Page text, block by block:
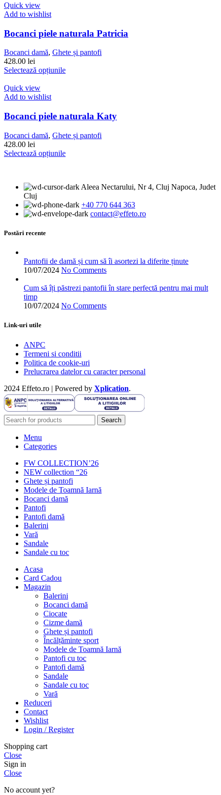
variații.
Opțiunile
pot
fi
în
Quick view
Add to wishlist
Bocanci piele naturala Patricia
Bocanci damă, Ghete și pantofi
428.00 lei
Selectează opțiunileAcest
variații.
Opțiunile
pot
fi
în
Quick view
Add to wishlist
Bocanci piele naturala Katy
Bocanci damă, Ghete și pantofi
428.00 lei
Selectează opțiunileAcest
multe
Opțiunile
pot
produsului.
Aleea Nectarului, Nr 4, Cluj Napoca, Judet
Cluj
+40 770 644 363
contact@effeto.ro
Postări recente
Pantofii de damă și cum să îi asortezi la diferite ținute
10/07/2024 No Comments
Cum să îți păstrezi pantofii în stare perfectă pentru mai mult
timp
10/07/2024 No Comments
Link-uri utile
ANPC
Termeni si conditii
Politica de cookie-uri
Prelucrarea datelor cu caracter personal
2024 Effeto.ro | Powered by Xplication.
Search
Menu
Categories
FW COLLECTION’26
NEW collection “26
Ghete și pantofi
Modele de Toamnă Iarnă
Bocanci damă
Pantofi
Pantofi damă
Balerini
Vară
Sandale
Sandale cu toc
Acasa
Card Cadou
Magazin
Balerini
Bocanci damă
Ciocate
Cizme damă
Ghete și pantofi
Încălțăminte sport
Modele de Toamnă Iarnă
Pantofi cu toc
Pantofi damă
Sandale
Sandale cu toc
Vară
Reduceri
Contact
Wishlist
Login / Register
Shopping cart
Close
Sign in
Close
No account yet?